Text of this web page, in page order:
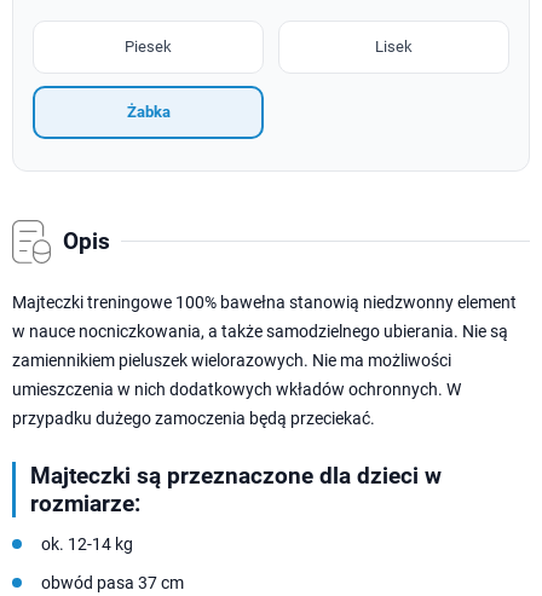
Piesek Lisek
Żabka
Opis
Majteczki treningowe 100% bawełna stanowią niedzwonny element
w nauce nocniczkowania, a także samodzielnego ubierania. Nie są
zamiennikiem pieluszek wielorazowych. Nie ma możliwości
umieszczenia w nich dodatkowych wkładów ochronnych. W
przypadku dużego zamoczenia będą przeciekać.
Majteczki są przeznaczone dla dzieci w
rozmiarze:
ok. 12-14 kg
obwód pasa 37 cm